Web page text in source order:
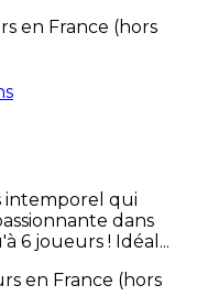
en France (hors
intemporel qui
dans
6 joueurs ! Idéal...
en France (hors